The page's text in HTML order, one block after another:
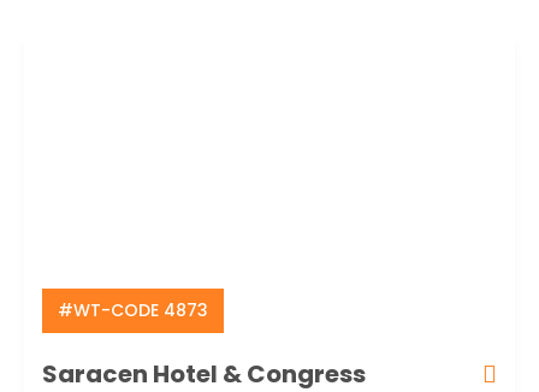
#WT-CODE 4873
Saracen Hotel & Congress